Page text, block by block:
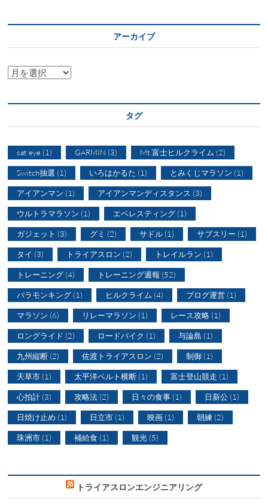
アーカイブ
ア
ブ
タグ
cat eye (1) GARMIN (3) Mt.富士ヒルクライム (2)
Switch抽選 (1) いろはかるた (1) とみくじマラソン (1)
アイアンマン (1) アイアンマンディスタンス (3)
ウルトラマラソン (1) エベレスティング (1)
ガジェット (3) グミ (2) サドル (1) サブスリー (1)
タイ (3) トライアスロン (2) トレイルラン (1)
トレーニング (4) トレーニング週報 (52)
バラモンキング (1) ヒルクライム (4) ブログ運営 (1)
マラソン (6) リレーマラソン (1) レース攻略 (1)
ロングライド (2) ロードバイク (1) 与論島 (1)
九州縦断 (2) 佐渡トライアスロン (2) 制御 (1)
天草市 (1) 太平洋ベルト横断 (1) 富士登山競走 (1)
心拍計 (3) 攻略法 (2) 日々の食事 (1) 日新公 (1)
日焼け止め (1) 日立市 (1) 映画 (1) 朝練 (2)
珠洲市 (1) 補給食 (1) 観光 (5)
トライアスロンエンジニアリング